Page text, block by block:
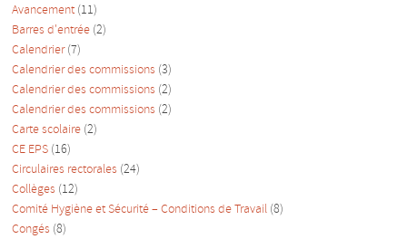
Avancement (11)
Barres d'entrée (2)
Calendrier(7)
Calendrier des commissions (3)
Calendrier des commissions (2)
Calendrier des commissions (2)
Carte scolaire (2)
CE EPS (16)
Circulaires rectorales (24)
Collèges (12)
Comité Hygiène et Sécurité – Conditions de Travail (8)
Congés (8)